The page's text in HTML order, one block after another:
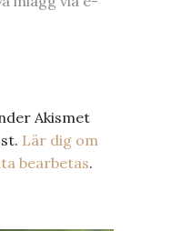
Akismet
Lär dig om
bearbetas.